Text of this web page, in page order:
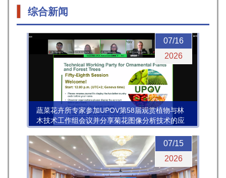
综合新闻
07/16
2026
蔬菜花卉所专家参加UPOV第58届观赏植物与林
木技术工作组会议并分享菊花图像分析技术的应
用进展
07/15
2026